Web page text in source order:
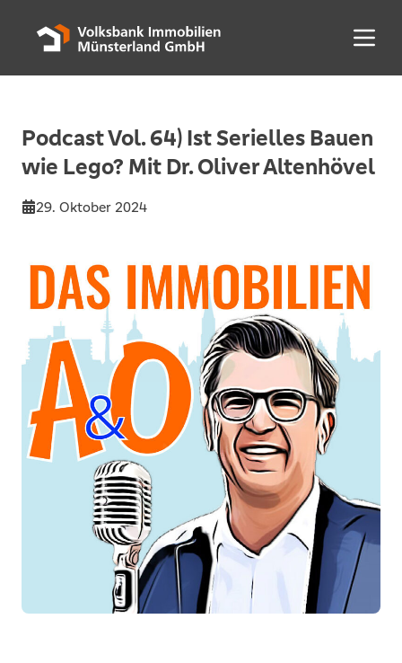
Menü
Podcast Vol. 64) Ist Serielles Bauen
wie Lego? Mit Dr. Oliver Altenhövel
29. Oktober 2024